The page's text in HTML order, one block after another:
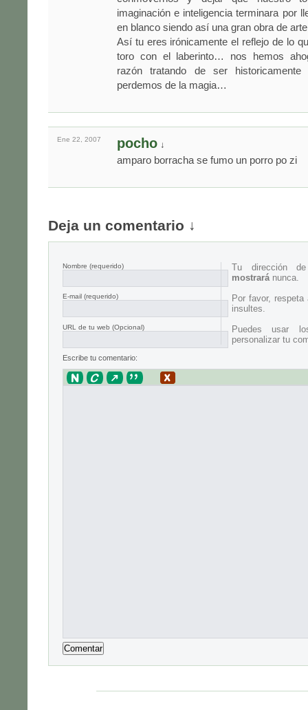
imaginación e inteligencia terminara por
en blanco siendo así una gran obra de
Así tu eres irónicamente el reflejo de lo
toro con el laberinto… nos hemos
razón tratando de ser
perdemos de la magia…
Ene 22, 2007 pocho ↓
amparo borracha se fumo un porro po zi
Deja un comentario ↓
Nombre (requerido)
E-mail (requerido)
URL de tu web (Opcional)
Tu dirección
mostrará nunca.
Por favor,
insultes.
Puedes usar
personalizar tu
Escribe tu comentario: